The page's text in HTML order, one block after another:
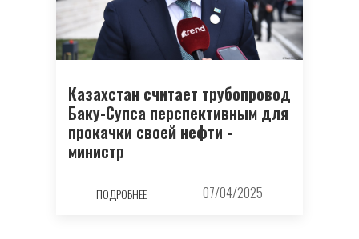
Казахстан считает трубопровод
Баку-Супса перспективным для
прокачки своей нефти -
министр
ПОДРОБНЕЕ 07/04/2025